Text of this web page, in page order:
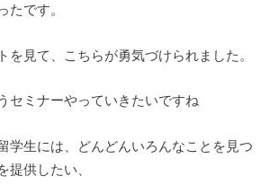
たです。
を見て、こちらが勇気づけられました。
セミナーやっていきたいですね
学生には、どんどんいろんなことを見つ
提供したい、